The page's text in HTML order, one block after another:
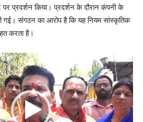
प्रदर्शन किया। प्रदर्शन के दौरान कंपनी के
गई। संगठन का आरोप है कि यह नियम सांस्कृतिक
करता है।